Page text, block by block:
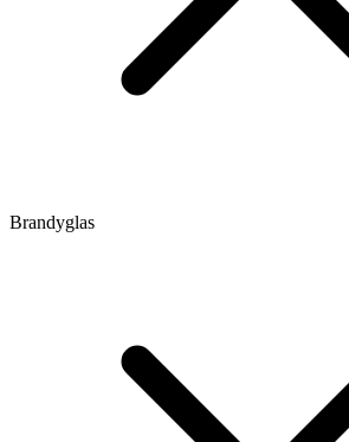
Brandyglas